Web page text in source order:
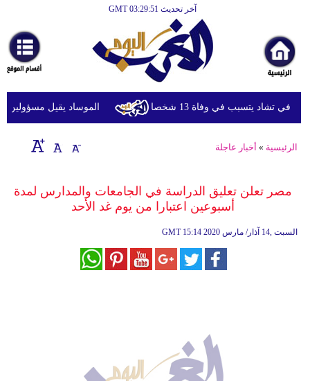
آخر تحديث GMT 03:29:51
أخبارعاجلة
رياضة
ثقافة
إقتصاد
وموسيقى
الموساد يقيل مسؤولين تشاد يتسبب في وفاة 13 شخصا
الرئيسية » أخبار عاجلة
مصر تعلن تعليق الدراسة في الجامعات والمدارس لمدة
أسبوعين اعتبارا من يوم غد الأحد
GMT 15:14 2020 السبت ,14 آذار/ مارس